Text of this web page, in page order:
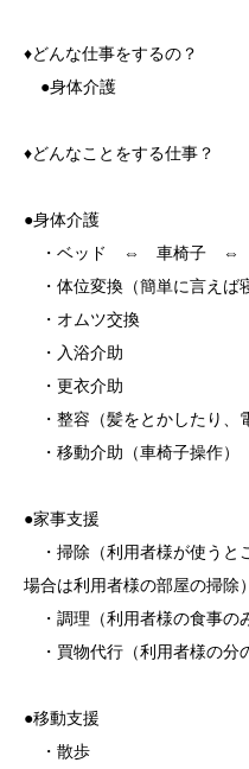
♦どんな仕事をするの？
●身体介護
♦どんなことをする仕事？
●身体介護
・ベッド ⇔ 車椅子 ⇔
・体位変換（簡単に言えば
・オムツ交換
・入浴介助
・更衣介助
・整容（髪をとかしたり、
・移動介助（車椅子操作）
●家事支援
・掃除（利用者様が使う
場合は利用者様の部屋の掃除）
・調理（利用者様の食事の
・買物代行（利用者様の分
●移動支援
・散歩